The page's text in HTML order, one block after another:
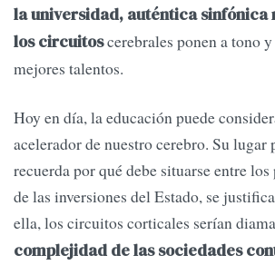
la universidad, auténtica sinfónica
los circuitoscerebrales ponen a tono
mejores talentos.
Hoy en día, la educación puede
acelerador de nuestro cerebro. Su
recuerda por qué debe situarse entre
de las inversiones del Estado, se
ella, los circuitos corticales serían
complejidad de las sociedades